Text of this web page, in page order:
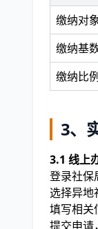
缴纳对
缴纳基
缴纳比
3、
3.1 线上
登录社保
选择异地
填写相关
提交申请